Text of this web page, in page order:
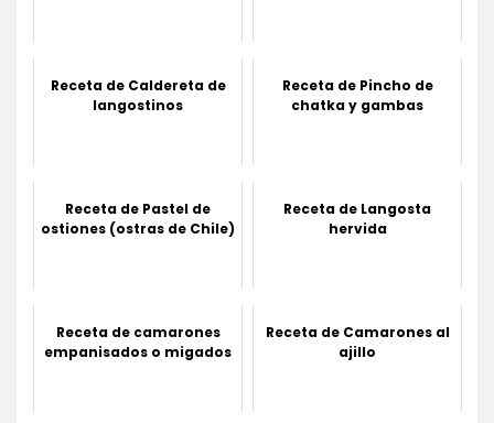
Receta de Caldereta de
langostinos
Receta de Pincho de
chatka y gambas
Receta de Pastel de
ostiones (ostras de Chile)
Receta de Langosta
hervida
Receta de camarones
empanisados o migados
Receta de Camarones al
ajillo